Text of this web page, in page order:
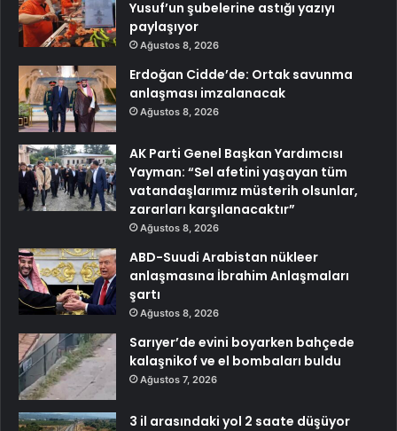
Yusuf’un şubelerine astığı yazıyı
paylaşıyor
Ağustos 8, 2026
Erdoğan Cidde’de: Ortak savunma
anlaşması imzalanacak
Ağustos 8, 2026
AK Parti Genel Başkan Yardımcısı
Yayman: “Sel afetini yaşayan tüm
vatandaşlarımız müsterih olsunlar,
zararları karşılanacaktır”
Ağustos 8, 2026
ABD-Suudi Arabistan nükleer
anlaşmasına İbrahim Anlaşmaları
şartı
Ağustos 8, 2026
Sarıyer’de evini boyarken bahçede
kalaşnikof ve el bombaları buldu
Ağustos 7, 2026
3 il arasındaki yol 2 saate düşüyor